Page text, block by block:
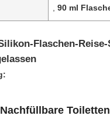
,90 ml
Flaschen-Reise-